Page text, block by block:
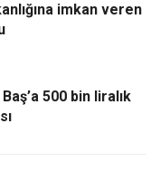
imkan veren
500 bin liralık